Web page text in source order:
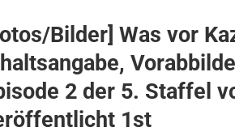
Bilder] Was vor
2 der 5. Staffel
1st